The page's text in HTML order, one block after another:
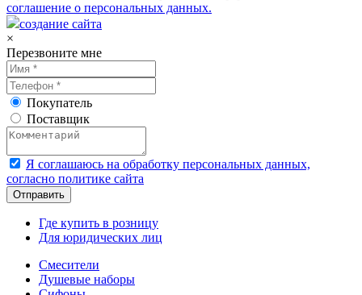
соглашение о персональных данных.
создание сайта
×
Перезвоните мне
Покупатель
Поставщик
Я соглашаюсь на обработку персональных данных,
согласно политике сайта
Где купить в розницу
Для юридических лиц
Смесители
Душевые наборы